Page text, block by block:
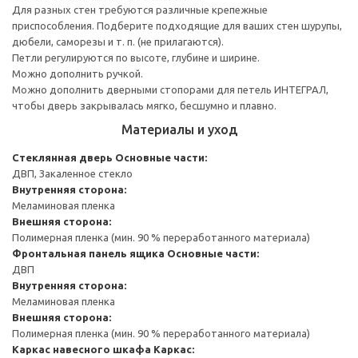
Для разных стен требуются различные крепежные
приспособления. Подберите подходящие для ваших стен шурупы,
дюбели, саморезы и т. п. (не прилагаются).
Петли регулируются по высоте, глубине и ширине.
Можно дополнить ручкой.
Можно дополнить дверными стопорами для петель ИНТЕГРАЛ,
чтобы дверь закрывалась мягко, бесшумно и плавно.
Материалы и уход
Стеклянная дверь Основные части:
ДВП, Закаленное стекло
Внутренняя сторона:
Меламиновая пленка
Внешняя сторона:
Полимерная пленка (мин. 90 % переработанного материала)
Фронтальная панель ящика Основные части:
ДВП
Внутренняя сторона:
Меламиновая пленка
Внешняя сторона:
Полимерная пленка (мин. 90 % переработанного материала)
Каркас навесного шкафа Каркас: